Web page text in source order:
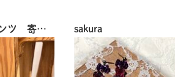
フライング プランツ 寄せ植え sakura